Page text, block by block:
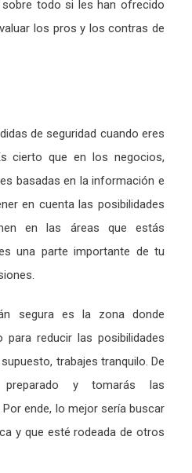
todo si les han ofrecido
los pros y los contras de
de seguridad cuando eres
cierto que en los negocios,
basadas en la información e
en cuenta las posibilidades
en las áreas que estás
una parte importante de tu
segura es la zona donde
para reducir las posibilidades
trabajes tranquilo. De
y tomarás las
ende, lo mejor sería buscar
y que esté rodeada de otros